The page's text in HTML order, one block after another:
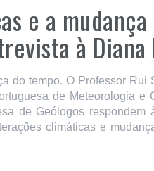
e a
à Diana
do tempo. O Professor
de Meteorologia
de Geólogos
climáticas e